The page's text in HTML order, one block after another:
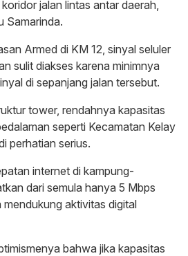
jalan lintas antar daerah,
Samarinda.
Armed di KM 12, sinyal seluler
sulit diakses karena minimnya
di sepanjang jalan tersebut.
tower, rendahnya kapasitas
seperti Kecamatan Kelay
perhatian serius.
internet di kampung-
dari semula hanya 5 Mbps
aktivitas digital
bahwa jika kapasitas